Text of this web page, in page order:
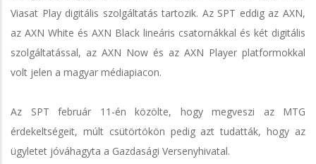
Viasat Play digitális szolgáltatás tartozik. Az SPT eddig az AXN,
az AXN White és AXN Black lineáris csatornákkal és két digitális
szolgáltatással, az AXN Now és az AXN Player platformokkal
volt jelen a magyar médiapiacon.
Az SPT február 11-én közölte, hogy megveszi az MTG
érdekeltségeit, múlt csütörtökön pedig azt tudatták, hogy az
ügyletet jóváhagyta a Gazdasági Versenyhivatal.